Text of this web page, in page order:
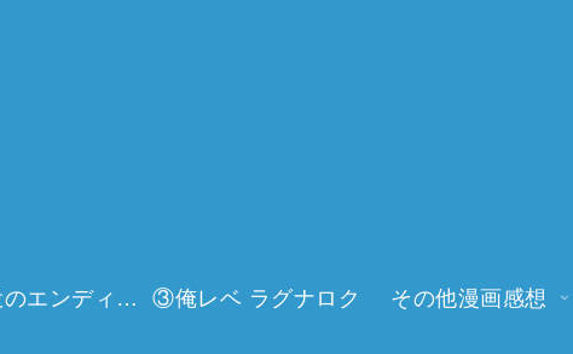
②悪役のエンディングは死のみ ③俺レベ ラグナロク その他漫画感想